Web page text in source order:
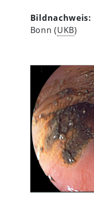
Bildnachweis:
Bonn (UKB)